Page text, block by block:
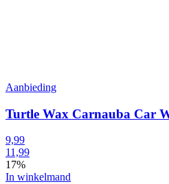
Aanbieding
Turtle Wax Carnauba Car
9,99
11,99
17%
In winkelmand